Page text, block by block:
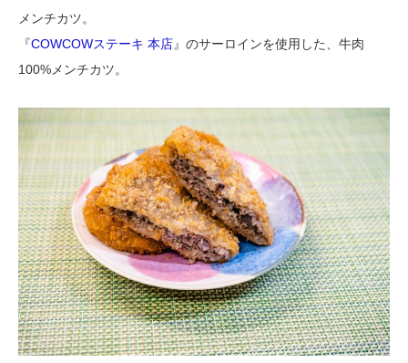
メンチカツ。
『COWCOWステーキ 本店』のサーロインを使用した、牛肉
100%メンチカツ。